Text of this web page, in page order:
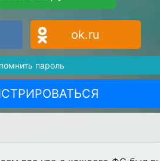
ok.ru
пароль